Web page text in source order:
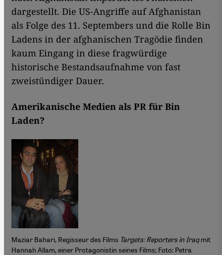
dargestellt. Die US-Angriffe auf Afghanistan
als Folge des 11. Septembers und die Rolle Bin
Ladens in der afghanischen Tragödie finden
kaum Eingang in diese fragwürdige
historische Bestandsaufnahme von fast
zweistündiger Dauer.
Amerikanische Medien als PR für Bin
Laden?
Maziar Bahari, Regisseur des Films Targets: Reporters in Iraqmit
Hannah Allam, einer Protagonistin seines Films; Foto: Petra